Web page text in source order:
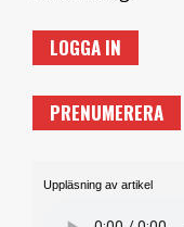
LOGGA IN
PRENUMERERA
Uppläsning av artikel